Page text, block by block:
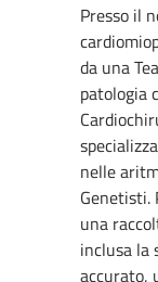
Presso il
da una
patologia
nelle
Genetisti.
una
inclusa la
accurato,